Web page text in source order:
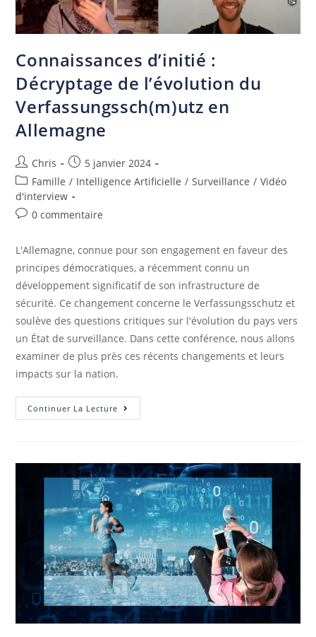
Connaissances d’initié :
Décryptage de l’évolution du
Verfassungssch(m)utz en
Allemagne
Chris
5 janvier 2024
Famille / Intelligence Artificielle / Surveillance / Vidéo
d'interview
0 commentaire
L'Allemagne, connue pour son engagement en faveur des
principes démocratiques, a récemment connu un
développement significatif de son infrastructure de
sécurité. Ce changement concerne le Verfassungsschutz et
soulève des questions critiques sur l'évolution du pays vers
un État de surveillance. Dans cette conférence, nous allons
examiner de plus près ces récents changements et leurs
impacts sur la nation.
Continuer La Lecture